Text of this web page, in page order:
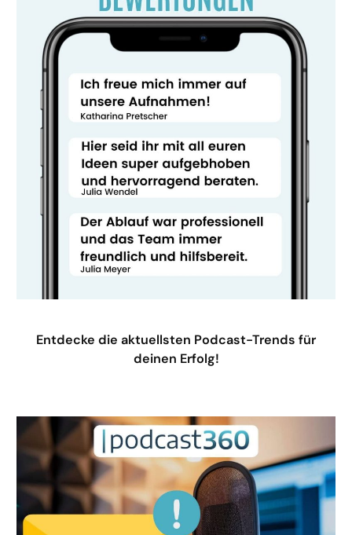
Entdecke die aktuellsten Podcast-Trends für
deinen Erfolg!